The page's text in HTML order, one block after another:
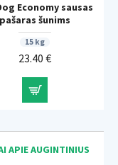
Economy sausas
pašaras šunims
15 kg
23.40 €
APIE AUGINTINIUS